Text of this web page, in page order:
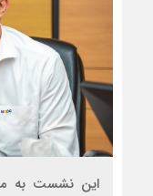
این نشست به